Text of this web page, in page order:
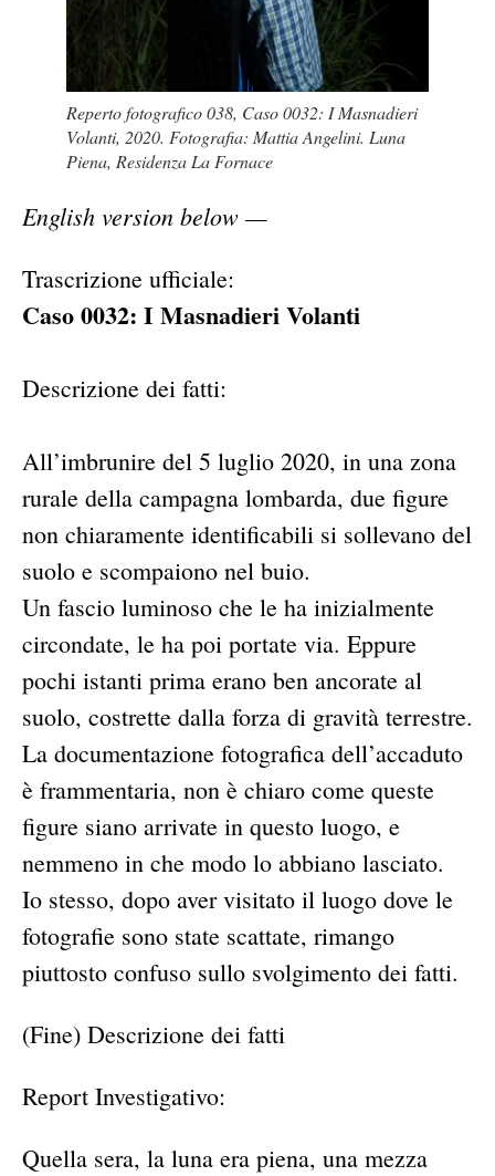
Reperto fotografico 038, Caso 0032: I Masnadieri
Volanti, 2020. Fotografia: Mattia Angelini. Luna
Piena, Residenza La Fornace
English version below —
Trascrizione ufficiale:
Caso 0032: I Masnadieri Volanti
Descrizione dei fatti:
All’imbrunire del 5 luglio 2020, in una zona
rurale della campagna lombarda, due figure
non chiaramente identificabili si sollevano del
suolo e scompaiono nel buio.
Un fascio luminoso che le ha inizialmente
circondate, le ha poi portate via. Eppure
pochi istanti prima erano ben ancorate al
suolo, costrette dalla forza di gravità terrestre.
La documentazione fotografica dell’accaduto
è frammentaria, non è chiaro come queste
figure siano arrivate in questo luogo, e
nemmeno in che modo lo abbiano lasciato.
Io stesso, dopo aver visitato il luogo dove le
fotografie sono state scattate, rimango
piuttosto confuso sullo svolgimento dei fatti.
(Fine) Descrizione dei fatti
Report Investigativo:
Quella sera, la luna era piena, una mezza